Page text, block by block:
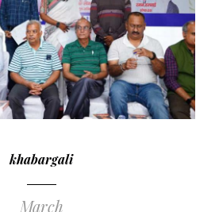
khabargali
March